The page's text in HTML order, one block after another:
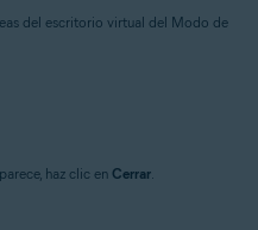
del escritorio virtual del Modo de
haz clic en Cerrar.